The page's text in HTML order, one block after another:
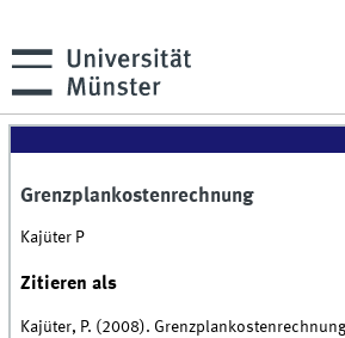
Grenzplankostenrechnung
Kajüter P
Zitieren als
Kajüter, P. (2008).